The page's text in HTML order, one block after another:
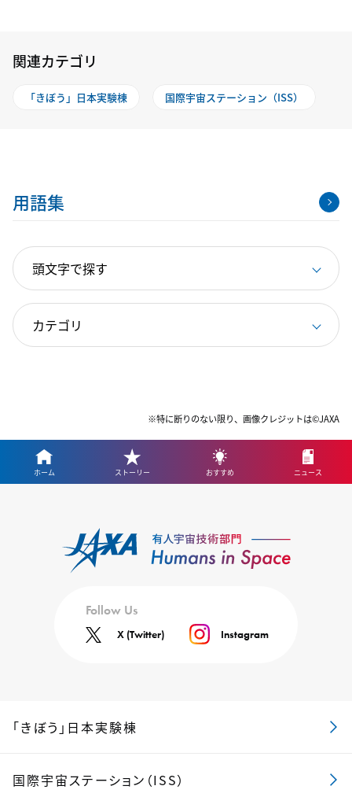
関連カテゴリ
「きぼう」日本実験棟 国際宇宙ステーション（ISS）
用語集
※特に断りのない限り、画像クレジットは©JAXA
ホーム ストーリー おすすめ ニュース
Follow Us
X (Twitter) Instagram
「きぼう」日本実験棟
国際宇宙ステーション（ISS）